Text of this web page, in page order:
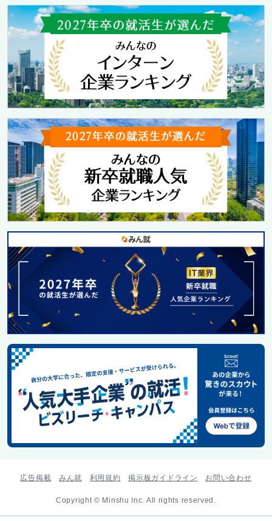
広告掲載 みん就 利用規約 掲示板ガイドライン お問い合わせ
Copyright © Minshu Inc. All rights reserved.